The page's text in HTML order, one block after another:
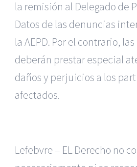
la remisión al Delegado de
Datos de las denuncias
la AEPD. Por el contrario,
deberán prestar especial
daños y perjuicios a los
afectados.
Lefebvre – EL Derecho no